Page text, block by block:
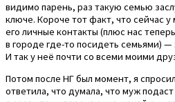
видимо парень, раз такую семью
ключе. Короче тот факт, что сейчас
его личные контакты (плюс нас
в городе где-то посидеть семьями) —
И так у неё почти со всеми моими
Потом после НГ был момент, я
ответила, что думала, что муж